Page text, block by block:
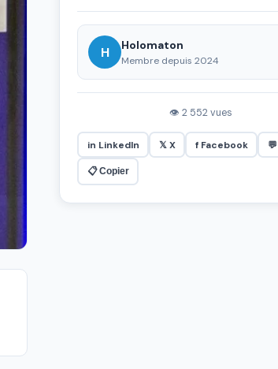
H Holomaton
Membre depuis 2024
👁 2 552 vues
in LinkedIn 𝕏 X f Facebook
📋 Copier